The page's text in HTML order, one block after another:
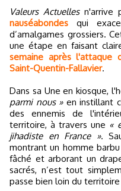
Valeurs Actuellesn'arrive
nauséabondes qui
d’amalgames grossiers.
une étape en faisant
semaine après l'attaque
Saint-Quentin-Fallavier.
Dans sa Une en kiosque,
parmi nous »en instillant
des ennemis de
territoire, à travers une «
jihadiste en France ».
montrant un homme
fâché et arborant un
sacrés, n’est tout
passe bien loin du